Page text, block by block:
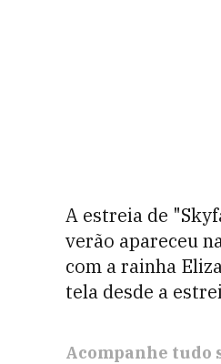
A estreia de
verão apareceu
com a rainha
tela desde a
Acompanhe tudo